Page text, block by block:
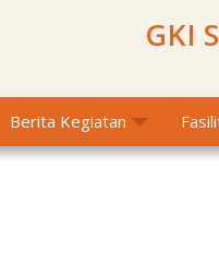
GKI
Berita Kegiatan